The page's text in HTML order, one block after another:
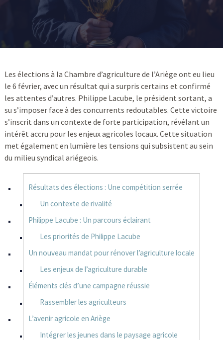
Les élections à la Chambre d’agriculture de l’Ariège ont eu lieu
le 6 février, avec un résultat qui a surpris certains et confirmé
les attentes d’autres. Philippe Lacube, le président sortant, a
su s’imposer face à des concurrents redoutables. Cette victoire
s’inscrit dans un contexte de forte participation, révélant un
intérêt accru pour les enjeux agricoles locaux. Cette situation
met également en lumière les tensions qui subsistent au sein
du milieu syndical ariégeois.
Résultats des élections : Une compétition serrée
Un contexte de rivalité
Philippe Lacube : Un parcours éclairant
Les priorités de Philippe Lacube
Un nouveau mandat pour rénover l’agriculture locale
Les enjeux de l’agriculture durable
Éléments clés d’une campagne réussie
Rassembler les agriculteurs
L’avenir agricole en Ariège
Intégrer les jeunes dans le paysage agricole